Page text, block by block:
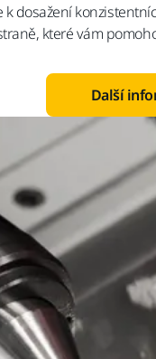
dosažení
které vám
Další